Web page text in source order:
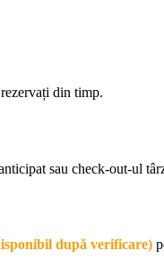
din timp.
sau check-out-ul
după verificare)